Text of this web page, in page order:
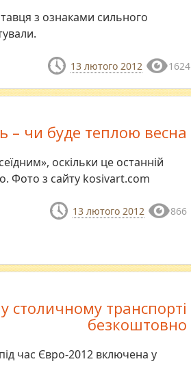
з ознаками сильного
13 лютого 2012 1624
– чи буде теплою весна
оскільки це останній
Фото з сайту kosivart.com
13 лютого 2012 866
столичному транспорті
безкоштовно
час Євро-2012 включена у